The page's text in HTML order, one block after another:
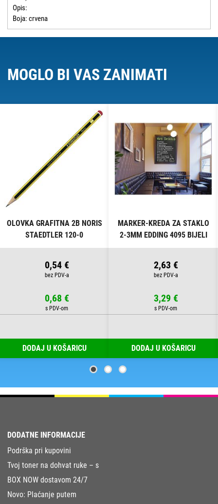
Opis:
Boja: crvena
MOGLO BI VAS ZANIMATI
OLOVKA GRAFITNA 2B NORIS
STAEDTLER 120-0
0,54 €
0,68 €
DODAJ U KOŠARICU
MARKER-KREDA ZA STAKLO
2-3MM EDDING 4095 BIJELI
2,63 €
3,29 €
DODAJ U KOŠARICU
DODATNE INFORMACIJE
Podrška pri kupovini
Tvoj toner na dohvat ruke – s
BOX NOW dostavom 24/7
Novo: Plaćanje putem